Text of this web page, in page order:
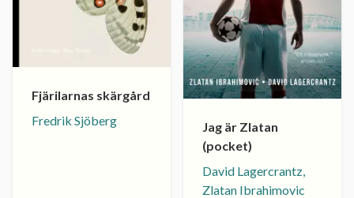
Fjärilarnas skärgård
Fredrik Sjöberg
Jag är Zlatan
(pocket)
David Lagercrantz,
Zlatan Ibrahimovic